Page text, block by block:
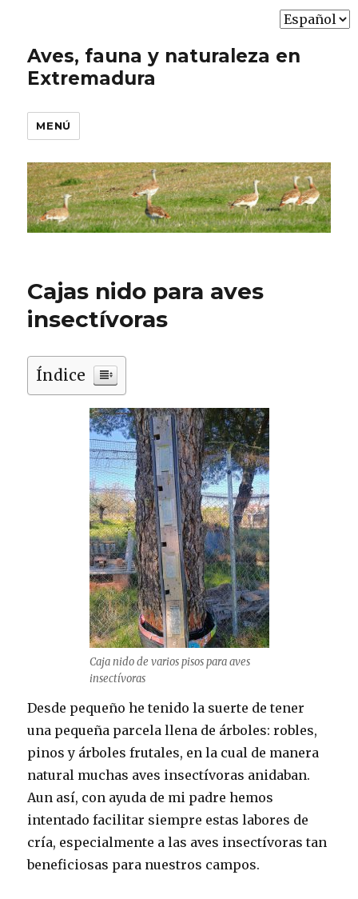
Aves, fauna y naturaleza en
Extremadura
MENÚ
Cajas nido para aves
insectívoras
Índice
Caja nido de varios pisos para aves
insectívoras
Desde pequeño he tenido la suerte de tener
una pequeña parcela llena de árboles: robles,
pinos y árboles frutales, en la cual de manera
natural muchas aves insectívoras anidaban.
Aun así, con ayuda de mi padre hemos
intentado facilitar siempre estas labores de
cría, especialmente a las aves insectívoras tan
beneficiosas para nuestros campos.
Elegir
idioma